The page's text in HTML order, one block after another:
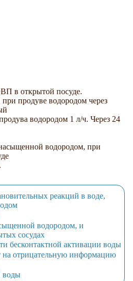
в открытой посуде.
продуве водородом через
водородом 1 л/ч. Через 24
водородом, при
реакций в воде,
водородом, и
сосудах
бесконтактной активации воды
на отрицательную информацию
воды